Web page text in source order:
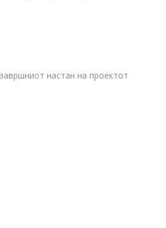
настан на проектот